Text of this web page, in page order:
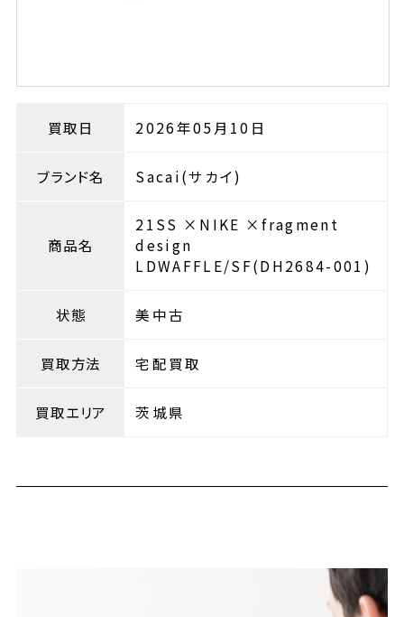
買取日 2026年05月10日
ブランド名 Sacai(サカイ)
商品名
21SS ×NIKE ×fragment
design
LDWAFFLE/SF(DH2684-001)
状態 美中古
買取方法 宅配買取
買取エリア 茨城県